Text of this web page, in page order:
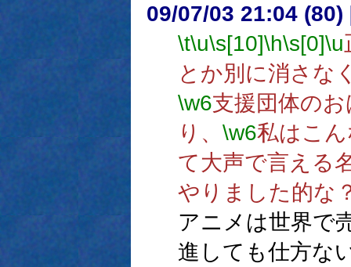
09/07/03 21:04 (80)
\t\u\s[10]\h\s[0]\u
とか別に消さな
\w6支援団体の
り、 \w6私はこ
て大声で言える
やりました的な
アニメは世界で
進しても仕方な